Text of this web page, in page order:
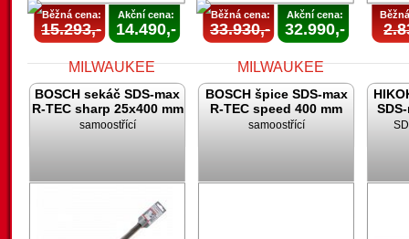
UKONČENA
Běžná cena:
15.293,-
Akční cena:
14.490,-
Běžná cena:
33.930,-
Akční cena:
32.990,-
BOSCH sekáč SDS-max
R-TEC sharp 25x400 mm
samoostřící
BOSCH špice SDS-max
R-TEC speed 400 mm
samoostřící